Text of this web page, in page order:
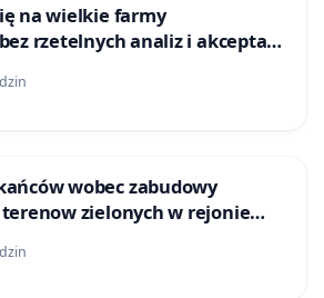
na wielkie farmy
rzetelnych analiz i akceptacji
wobec zabudowy
zielonych w rejonie
w Bielsku-Białej